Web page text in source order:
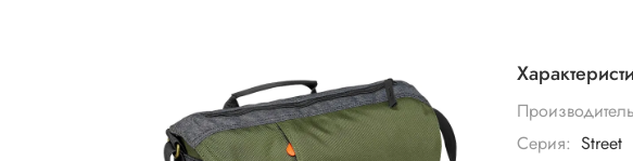
Серия: Street